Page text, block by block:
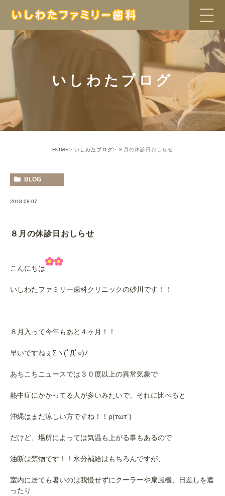
いしわたブログ
HOME いしわたブログ ８月の休診日おしらせ
BLOG
2018.08.07
８月の休診日おしらせ
こんにちは
いしわたファミリー歯科クリニックの砂川です！！
８月入って今年もあと４ヶ月！！
早いですねぇΣヽ(ﾟДﾟ○)ﾉ
あちこちニュースでは３０度以上の異常気象で
熱中症にかかってる人が多いみたいで、それに比べると
沖縄はまだ涼しい方ですね！！ρ(тωт`)
だけど、場所によっては気温も上がる事もあるので
油断は禁物です！！水分補給はもちろんですが、
室内に居ても暑いのは我慢せずにクーラーや扇風機、日差しを遮
ったり